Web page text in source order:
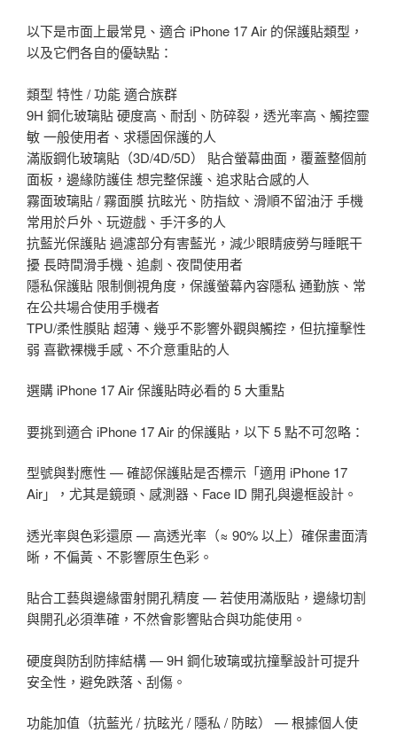
以下是市面上最常見、適合 iPhone 17 Air 的保護貼類型，
以及它們各自的優缺點：
類型 特性 / 功能 適合族群
9H 鋼化玻璃貼 硬度高、耐刮、防碎裂，透光率高、觸控靈
敏 一般使用者、求穩固保護的人
滿版鋼化玻璃貼（3D/4D/5D） 貼合螢幕曲面，覆蓋整個前
面板，邊緣防護佳 想完整保護、追求貼合感的人
霧面玻璃貼 / 霧面膜 抗眩光、防指紋、滑順不留油汙 手機
常用於戶外、玩遊戲、手汗多的人
抗藍光保護貼 過濾部分有害藍光，減少眼睛疲勞与睡眠干
擾 長時間滑手機、追劇、夜間使用者
隱私保護貼 限制側視角度，保護螢幕內容隱私 通勤族、常
在公共場合使用手機者
TPU/柔性膜貼 超薄、幾乎不影響外觀與觸控，但抗撞擊性
弱 喜歡裸機手感、不介意重貼的人
選購 iPhone 17 Air 保護貼時必看的 5 大重點
要挑到適合 iPhone 17 Air 的保護貼，以下 5 點不可忽略：
型號與對應性 — 確認保護貼是否標示「適用 iPhone 17
Air」，尤其是鏡頭、感測器、Face ID 開孔與邊框設計。
透光率與色彩還原 — 高透光率（≈ 90% 以上）確保畫面清
晰，不偏黃、不影響原生色彩。
貼合工藝與邊緣雷射開孔精度 — 若使用滿版貼，邊緣切割
與開孔必須準確，不然會影響貼合與功能使用。
硬度與防刮防摔結構 — 9H 鋼化玻璃或抗撞擊設計可提升
安全性，避免跌落、刮傷。
功能加值（抗藍光 / 抗眩光 / 隱私 / 防眩） — 根據個人使